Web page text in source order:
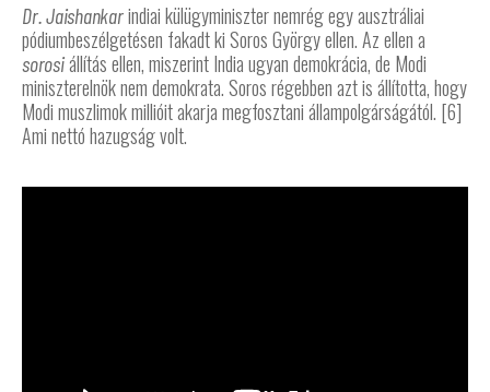
Dr. Jaishankarindiai külügyminiszter nemrég egy ausztráliai
pódiumbeszélgetésen fakadt ki Soros György ellen. Az ellen a
sorosiállítás ellen, miszerint India ugyan demokrácia, de Modi
miniszterelnök nem demokrata. Soros régebben azt is állította, hogy
Modi muszlimok millióit akarja megfosztani állampolgárságától. [6]
Ami nettó hazugság volt.